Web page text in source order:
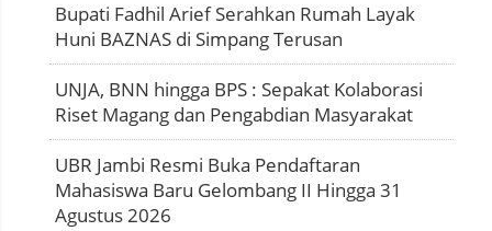
Bupati Fadhil Arief Serahkan Rumah Layak
Huni BAZNAS di Simpang Terusan
UNJA, BNN hingga BPS : Sepakat Kolaborasi
Riset Magang dan Pengabdian Masyarakat
UBR Jambi Resmi Buka Pendaftaran
Mahasiswa Baru Gelombang II Hingga 31
Agustus 2026